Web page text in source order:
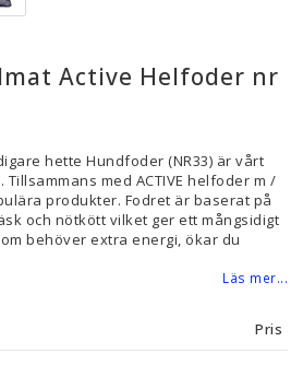
Active Helfoder nr
hette Hundfoder (NR33) är vårt
med ACTIVE helfoder m /
produkter. Fodret är baserat på
och nötkött vilket ger ett mångsidigt
behöver extra energi, ökar du
Läs mer...
Pris